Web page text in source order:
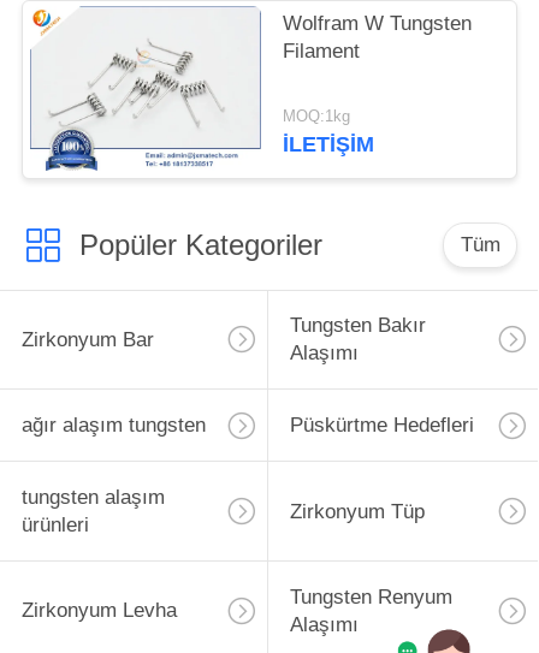
Wolfram W Tungsten
Filament
MOQ:1kg
İLETIŞIM
Popüler Kategoriler Tüm
Zirkonyum Bar
Tungsten Bakır
Alaşımı
ağır alaşım tungsten Püskürtme Hedefleri
tungsten alaşım
ürünleri
Zirkonyum Tüp
Zirkonyum Levha
Tungsten Renyum
Alaşımı